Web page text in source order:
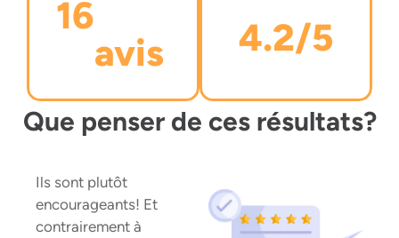
16
avis
4.2/5
Que penser de ces résultats?
Ils sont plutôt
encourageants! Et
contrairement à